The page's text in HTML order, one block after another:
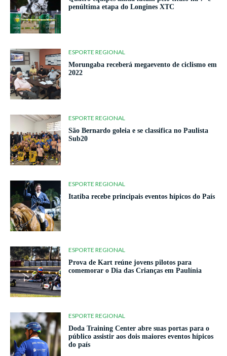
penúltima etapa do Longines XTC
ESPORTE REGIONAL
Morungaba receberá megaevento de ciclismo em
2022
ESPORTE REGIONAL
São Bernardo goleia e se classifica no Paulista
Sub20
ESPORTE REGIONAL
Itatiba recebe principais eventos hípicos do País
ESPORTE REGIONAL
Prova de Kart reúne jovens pilotos para
comemorar o Dia das Crianças em Paulínia
ESPORTE REGIONAL
Doda Training Center abre suas portas para o
público assistir aos dois maiores eventos hípicos
do país